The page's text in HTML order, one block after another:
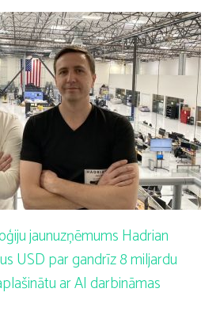
jaunuzņēmums Hadrian
USD par gandrīz 8 miljardu
ar AI darbināmas